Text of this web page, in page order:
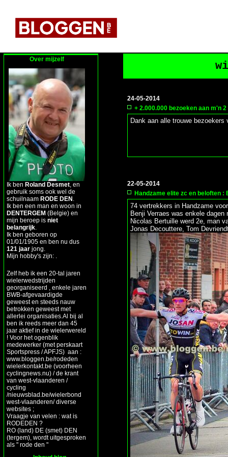
Over mijzelf
Ik ben Roland Desmet , en
gebruik soms ook wel de
schuilnaam RODE DEN
Ik ben een man en woon in
DENTERGEM (Belgie) en
mijn beroep is niet
belangrijk
Ik ben geboren op
01/01/1905 en ben nu dus
121 jaar jong.
Mijn hobby's zijn: .
Zelf heb ik een 20-tal jaren
wielerwedstrijden
georganiseerd , enkele jaren
BWB-afgevaardigde
geweest en steeds nauw
betrokken geweest met
allerlei organisaties.Al bij al
ben ik reeds meer dan 45
jaar aktief in de wielerwereld
! Voor het ogenblik
medewerker (met perskaart
Sportspress / APFJS) aan :
www.bloggen.be/rodeden
wielerkontakt.be (voorheen
cyclingnews.nu) / de krant
van west-vlaanderen /
cycling
/nieuwsblad.be/wielerbond
west-vlaanderen/ diverse
websites ;
Vraagje van velen : wat is
RODEDEN ?
RO (land) DE (smet) DEN
(tergem), wordt uitgesproken
als " rode den "
24-05-2014
+ 2.000.000 bezoeken aan m'n
Dank aan alle trouwe
22-05-2014
Handzame elite zc en beloften
74 vertrekkers in Handzame
Benji Verraes was enkele
Nicolas Bertuille werd 2e, man
Jonas Decouttere, Tom